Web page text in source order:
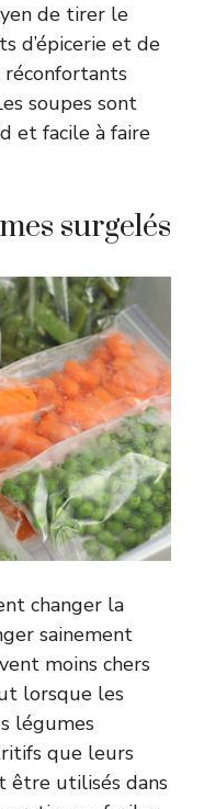
de tirer le
d’épicerie et de
soupes sont
et facile à faire
surgelés
changer la
sainement
moins chers
lorsque les
légumes
que leurs
être utilisés dans